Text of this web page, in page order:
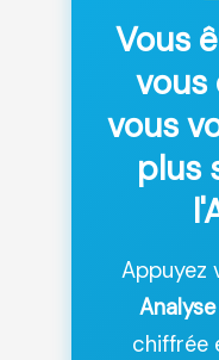
Vous
vous
vous
plus
Appuyez
chiffrée